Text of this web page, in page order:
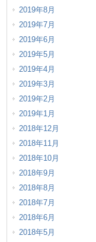
2019年8月
2019年7月
2019年6月
2019年5月
2019年4月
2019年3月
2019年2月
2019年1月
2018年12月
2018年11月
2018年10月
2018年9月
2018年8月
2018年7月
2018年6月
2018年5月